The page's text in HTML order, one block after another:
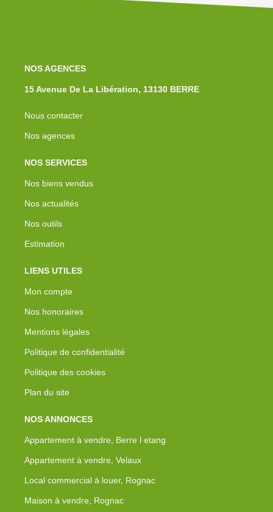
NOS AGENCES
15 Avenue De La Libération, 13130 BERRE
Nous contacter
Nos agences
NOS SERVICES
Nos biens vendus
Nos actualités
Nos outils
Estimation
LIENS UTILES
Mon compte
Nos honoraires
Mentions légales
Politique de confidentialité
Politique des cookies
Plan du site
NOS ANNONCES
Appartement à vendre, Berre l etang
Appartement à vendre, Velaux
Local commercial à louer, Rognac
Maison à vendre, Rognac